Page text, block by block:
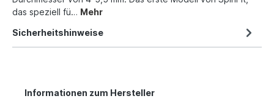
das speziell fü… Mehr
Sicherheitshinweise
Informationen zum Hersteller